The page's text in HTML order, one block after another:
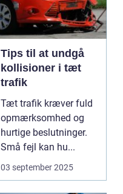
Tips til at undgå
kollisioner i tæt
trafik
Tæt trafik kræver fuld
opmærksomhed og
hurtige beslutninger.
Små fejl kan hu...
03 september 2025